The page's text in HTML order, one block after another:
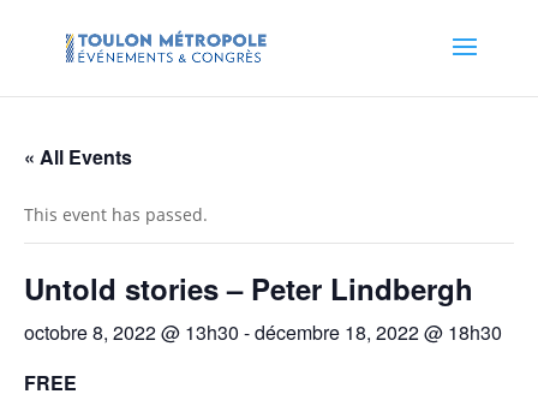
« All Events
This event has passed.
Untold stories – Peter Lindbergh
octobre 8, 2022 @ 13h30 -décembre 18, 2022 @ 18h30
FREE